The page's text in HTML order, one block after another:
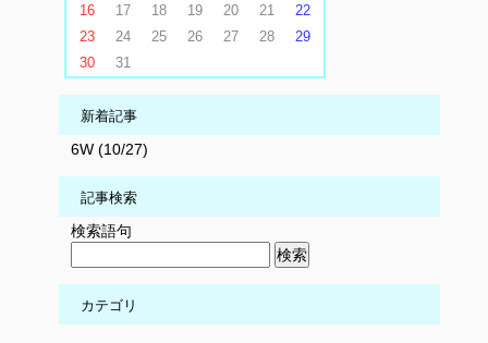
16
17 18 19 20 21
22
23
24 25 26 27 28
29
30
31
新着記事
6W (10/27)
記事検索
検索語句
カテゴリ